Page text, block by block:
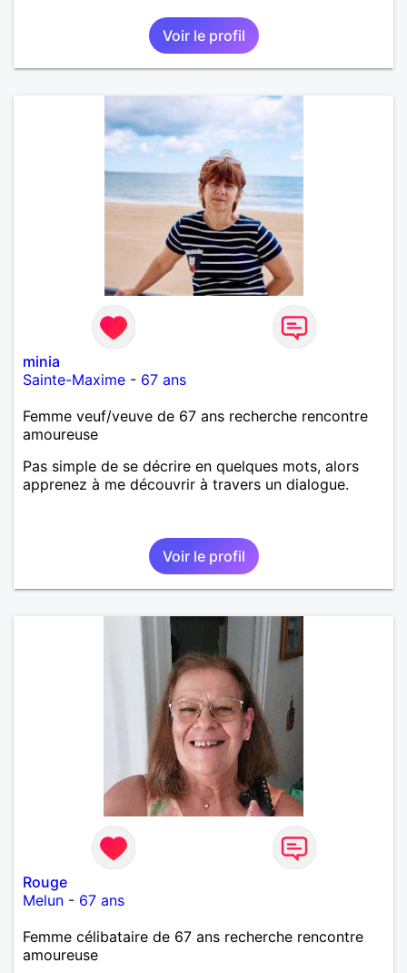
Voir le profil
minia
Sainte-Maxime - 67 ans
Femme veuf/veuve de 67 ans recherche rencontre
amoureuse
Pas simple de se décrire en quelques mots, alors
apprenez à me découvrir à travers un dialogue.
Voir le profil
Rouge
Melun - 67 ans
Femme célibataire de 67 ans recherche rencontre
amoureuse